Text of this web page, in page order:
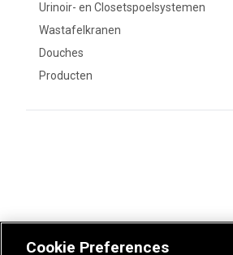
Urinoir- en Closetspoelsystemen
Wastafelkranen
Douches
Producten
Cookie Preferences